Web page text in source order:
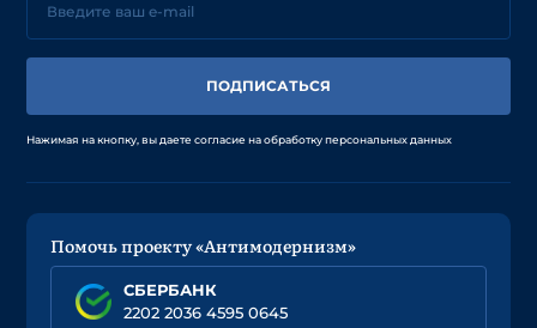
ПОДПИСАТЬСЯ
Нажимая на кнопку, вы даете согласие на обработку персональных данных
Помочь проекту «Антимодернизм»
СБЕРБАНК
2202 2036 4595 0645